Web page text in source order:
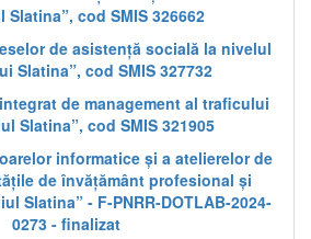
Slatina”, cod SMIS 326662
de asistență socială la nivelul
Slatina”, cod SMIS 327732
de management al traficului
Slatina”, cod SMIS 321905
informatice și a atelierelor de
de învățământ profesional și
Slatina” - F-PNRR-DOTLAB-2024-
0273 - finalizat